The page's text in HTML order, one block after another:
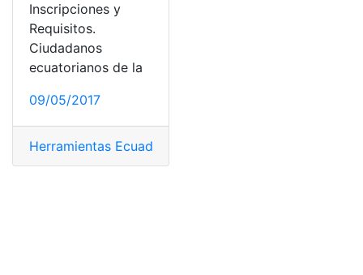
Inscripciones y
Requisitos.
Ciudadanos
ecuatorianos de la
09/05/2017
Herramientas Ecuador